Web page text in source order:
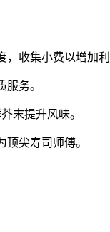
，收集小费以增加
务。
末提升风味。
尖寿司师傅。